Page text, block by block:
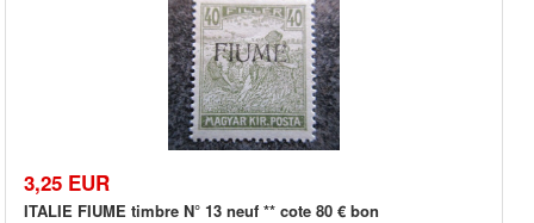
3,25 EUR
ITALIE FIUME timbre N° 13 neuf ** cote 80 € bon